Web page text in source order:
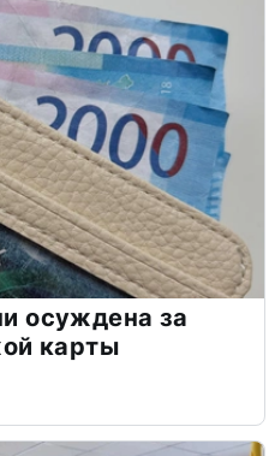
осуждена за
карты